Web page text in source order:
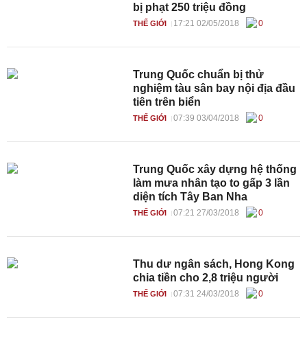
bị phạt 250 triệu đồng
THẾ GIỚI 17:21 02/05/2018 0
Trung Quốc chuẩn bị thử
nghiệm tàu sân bay nội địa đầu
tiên trên biển
THẾ GIỚI 07:39 03/04/2018 0
Trung Quốc xây dựng hệ thống
làm mưa nhân tạo to gấp 3 lần
diện tích Tây Ban Nha
THẾ GIỚI 07:21 27/03/2018 0
Thu dư ngân sách, Hong Kong
chia tiền cho 2,8 triệu người
THẾ GIỚI 07:31 24/03/2018 0